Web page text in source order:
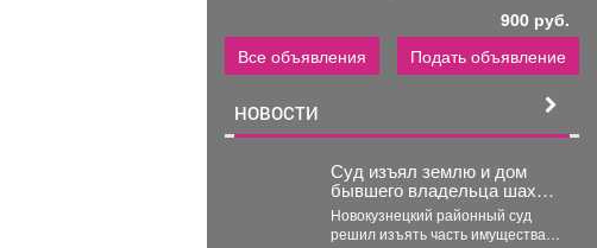
900 руб.
Все объявления
Подать объявление
НОВОСТИ
Суд изъял землю и дом
бывшего владельца шахты
«Инская» в счёт долга
Новокузнецкий районный суд
решил изъять часть имущества